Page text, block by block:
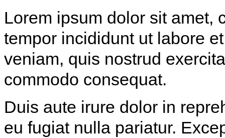
Lorem ipsum dolor sit amet,
tempor incididunt ut labore
veniam, quis nostrud
commodo consequat.
Duis aute irure dolor in
eu fugiat nulla pariatur.